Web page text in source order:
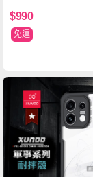
$990
免運